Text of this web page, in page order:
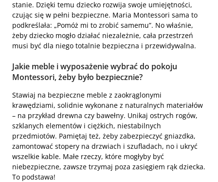
stanie. Dzięki temu dziecko rozwija swoje umiejętności,
czując się w pełni bezpieczne. Maria Montessori sama to
podkreślała: „Pomóż mi to zrobić samemu”. No właśnie,
żeby dziecko mogło działać niezależnie, cała przestrzeń
musi być dla niego totalnie bezpieczna i przewidywalna.
Jakie meble i wyposażenie wybrać do pokoju
Montessori, żeby było bezpiecznie?
Stawiaj na bezpieczne meble z zaokrąglonymi
krawędziami, solidnie wykonane z naturalnych materiałów
– na przykład drewna czy bawełny. Unikaj ostrych rogów,
szklanych elementów i ciężkich, niestabilnych
przedmiotów. Pamiętaj też, żeby zabezpieczyć gniazdka,
zamontować stopery na drzwiach i szufladach, no i ukryć
wszelkie kable. Małe rzeczy, które mogłyby być
niebezpieczne, zawsze trzymaj poza zasięgiem rąk dziecka.
To podstawa!